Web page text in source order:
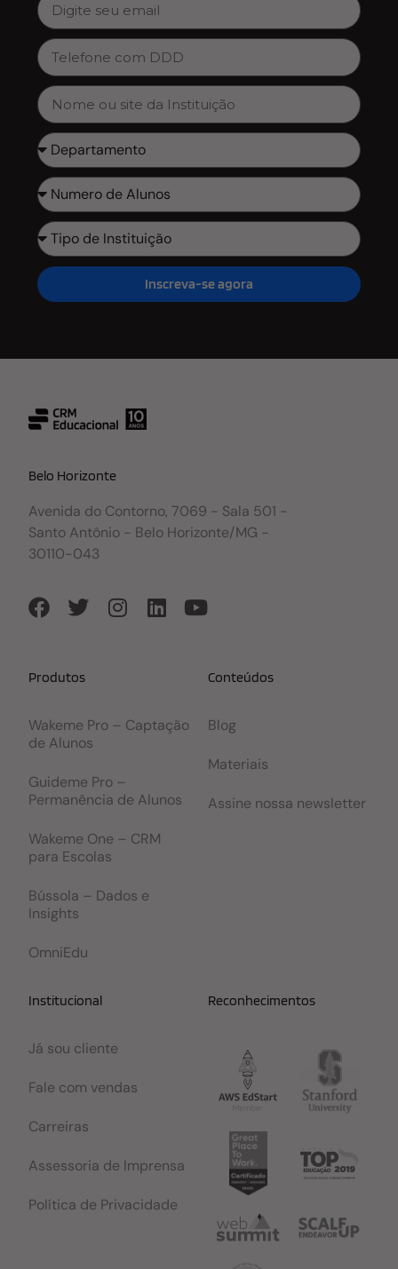
Inscreva-se agora
Belo Horizonte
Avenida do Contorno, 7069 - Sala 501 -
Santo Antônio - Belo Horizonte/MG -
30110-043
Produtos
Wakeme Pro – Captação
de Alunos
Guideme Pro –
Permanência de Alunos
Wakeme One – CRM
para Escolas
Bússola – Dados e
Insights
OmniEdu
Conteúdos
Blog
Materiais
Assine nossa newsletter
Institucional
Já sou cliente
Fale com vendas
Carreiras
Assessoria de Imprensa
Política de Privacidade
Reconhecimentos